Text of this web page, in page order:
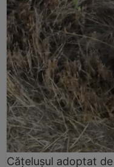
Cățelușul adoptat